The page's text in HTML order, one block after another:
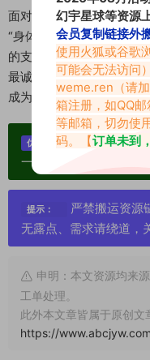
面对“物化女性”的质疑，
“身体主权论”：“当我在
的支配权。就像画家选择
最诚实的创作媒介。”这
成为女性主义在短视频领
优势：
单个博主作品
一归档方便收藏！
提示：
严禁搬运资源
无露点、需求请绕道，
申明：本文资源均来
工单处理。
此外本文章皆属于原创文
https://
幻宇星球等资源
会员复制链接外
使用火狐或谷歌
可能会无法访问
weme.ren （请
箱注册，如QQ
等邮箱，切勿使
码。【订单未到